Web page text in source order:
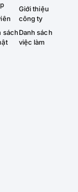
Giới thiệu
công ty
Danh sách
việc làm
sách